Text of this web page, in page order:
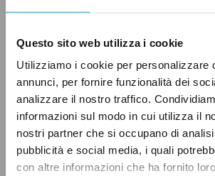
Questo sito web utilizza i cookie
Utilizziamo i cookie per personalizzare
annunci, per fornire funzionalità dei
analizzare il nostro traffico.
informazioni sul modo in cui utilizza il
nostri partner che si occupano di
pubblicità e social media, i quali
con altre informazioni che ha fornito
Grafico 1: Elaborazione Fondazione Moressa su
della cittadinanza italiana dal 2010 al 2019 –